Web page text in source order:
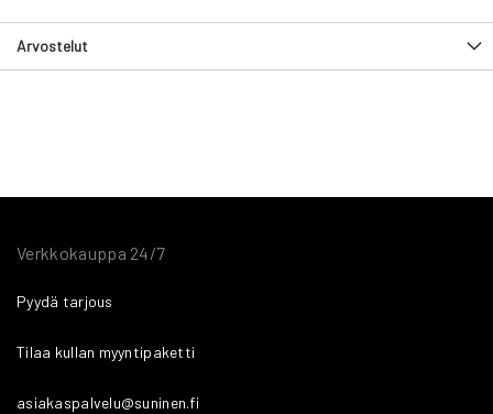
Arvostelut
Verkkokauppa 24/7
Pyydä tarjous
Tilaa kullan myyntipaketti
asiakaspalvelu@suninen.fi